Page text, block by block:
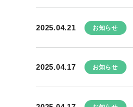
2025.04.21 お知らせ
2025.04.17 お知らせ